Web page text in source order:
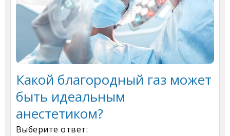
Какой благородный газ может
быть идеальным
анестетиком?
Выберите ответ: